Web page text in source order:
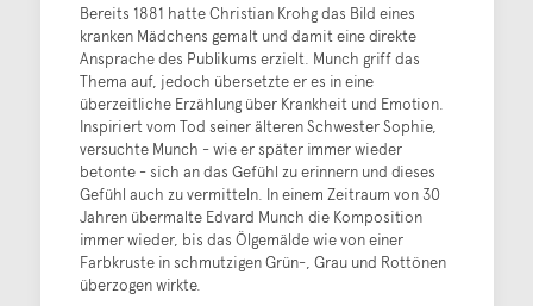
Bereits 1881 hatte Christian Krohg das Bild eines
kranken Mädchens gemalt und damit eine direkte
Ansprache des Publikums erzielt. Munch griff das
Thema auf, jedoch übersetzte er es in eine
überzeitliche Erzählung über Krankheit und Emotion.
Inspiriert vom Tod seiner älteren Schwester Sophie,
versuchte Munch - wie er später immer wieder
betonte - sich an das Gefühl zu erinnern und dieses
Gefühl auch zu vermitteln. In einem Zeitraum von 30
Jahren übermalte Edvard Munch die Komposition
immer wieder, bis das Ölgemälde wie von einer
Farbkruste in schmutzigen Grün-, Grau und Rottönen
überzogen wirkte.